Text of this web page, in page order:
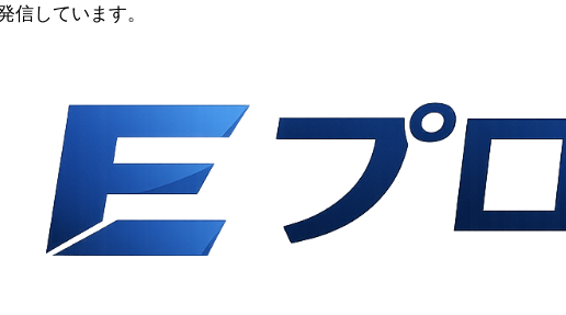
信しています。